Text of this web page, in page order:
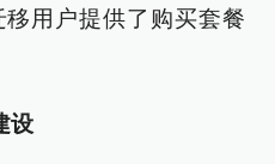
用户提供了购买套餐
设